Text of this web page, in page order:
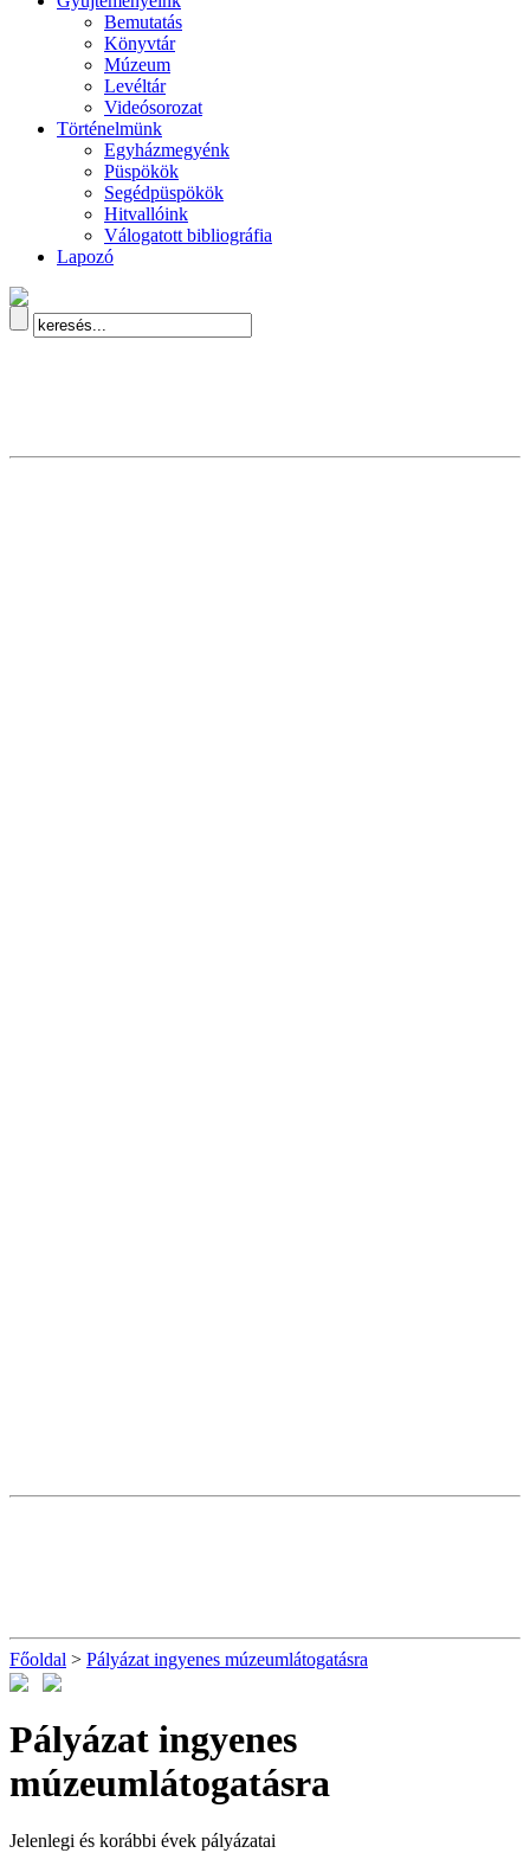
Bemutatás
Könyvtár
Múzeum
Levéltár
Videósorozat
Történelmünk
Egyházmegyénk
Püspökök
Segédpüspökök
Hitvallóink
Válogatott bibliográfia
Lapozó
Főoldal > Pályázat ingyenes múzeumlátogatásra
Pályázat ingyenes
múzeumlátogatásra
Jelenlegi és korábbi évek pályázatai